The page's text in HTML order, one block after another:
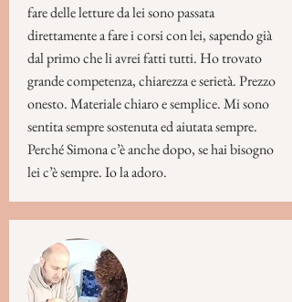
fare delle letture da lei sono passata
direttamente a fare i corsi con lei, sapendo già
dal primo che li avrei fatti tutti. Ho trovato
grande competenza, chiarezza e serietà. Prezzo
onesto. Materiale chiaro e semplice. Mi sono
sentita sempre sostenuta ed aiutata sempre.
Perché Simona c’è anche dopo, se hai bisogno
lei c’è sempre. Io la adoro.